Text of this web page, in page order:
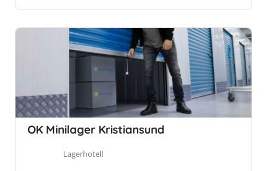
OK Minilager Kristiansund
Lagerhotell